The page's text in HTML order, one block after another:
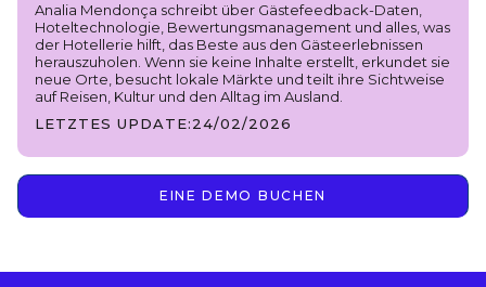
Analia Mendonça schreibt über Gästefeedback-Daten,
Hoteltechnologie, Bewertungsmanagement und alles, was
der Hotellerie hilft, das Beste aus den Gästeerlebnissen
herauszuholen. Wenn sie keine Inhalte erstellt, erkundet sie
neue Orte, besucht lokale Märkte und teilt ihre Sichtweise
auf Reisen, Kultur und den Alltag im Ausland.
LETZTES UPDATE:24/02/2026
EINE DEMO BUCHEN